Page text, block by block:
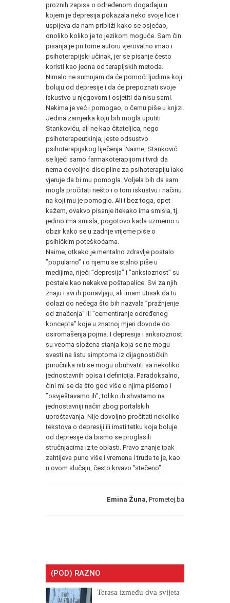
proznih zapisa o određenom događaju u
kojem je depresija pokazala neko svoje lice i
uspijeva da nam približi kako se osjećao,
onoliko koliko je to jezikom moguće. Sam čin
pisanja je pri tome autoru vjerovatno imao i
psihoterapijski učinak, jer se pisanje često
koristi kao jedna od terapijskih metoda.
Nimalo ne sumnjam da će pomoći ljudima koji
boluju od depresije i da će prepoznati svoje
iskustvo u njegovom i osjetiti da nisu sami.
Nekima je već i pomogao, o čemu piše u knjizi.
Jedina zamjerka koju bih mogla uputiti
Stankoviću, ali ne kao čitateljica, nego
psihoterapeutkinja, jeste odsustvo
psihoterapijskog liječenja. Naime, Stanković
se liječi samo farmakoterapijom i tvrdi da
nema dovoljno discipline za psihoterapiju iako
vjeruje da bi mu pomogla. Voljela bih da sam
mogla pročitati nešto i o tom iskustvu i načinu
na koji mu je pomoglo. Ali i bez toga, opet
kažem, ovakvo pisanje itekako ima smisla, tj.
jedino ima smisla, pogotovo kada uzmemo u
obzir kako se u zadnje vrijeme piše o
psihičkim poteškoćama.
Naime, otkako je mentalno zdravlje postalo
”popularno” i o njemu se stalno piše u
medijima, riječi ”depresija” i ”anksioznost” su
postale kao nekakve poštapalice. Svi za njih
znaju i svi ih ponavljaju, ali imam utisak da tu
dolazi do nečega što bih nazvala ”pražnjenje
od značenja” ili ”cementiranje određenog
koncepta” koje u znatnoj mjeri dovode do
osiromašenja pojma. I depresija i anksioznost
su veoma složena stanja koja se ne mogu
svesti na listu simptoma iz dijagnostičkih
priručnika niti se mogu obuhvatiti sa nekoliko
jednostavnih opisa i definicija. Paradoksalno,
čini mi se da što god više o njima pišemo i
”osvještavamo ih”, toliko ih shvatamo na
jednostavniji način zbog portalskih
uproštavanja. Nije dovoljno pročitati nekoliko
tekstova o depresiji ili imati tetku koja boluje
od depresije da bismo se proglasili
stručnjacima iz te oblasti. Pravo znanje ipak
zahtijeva puno više i vremena i truda te je, kao
u ovom slučaju, često krvavo ”stečeno”.
Emina Žuna , Prometej.ba
(POD) RAZNO
Terasa između dva svijeta